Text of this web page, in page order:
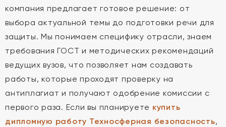
компания предлагает готовое решение: от
выбора актуальной темы до подготовки речи для
защиты. Мы понимаем специфику отрасли, знаем
требования ГОСТ и методических рекомендаций
ведущих вузов, что позволяет нам создавать
работы, которые проходят проверку на
антиплагиат и получают одобрение комиссии с
первого раза. Если вы планируете купить
дипломную работу Техносферная безопасность,